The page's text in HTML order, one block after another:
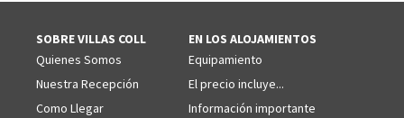
SOBRE VILLAS COLL
Quienes Somos
Nuestra Recepción
Como Llegar
EN LOS ALOJAMIENTOS
Equipamiento
El precio incluye...
Información importante